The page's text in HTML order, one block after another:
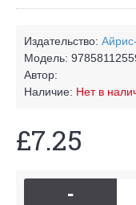
Издательство:
Модель:
Автор:
Наличие: Нет в
£7.25
-